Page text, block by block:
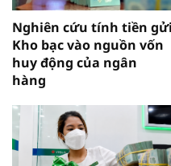
Nghiên cứu tính tiền gửi
Kho bạc vào nguồn vốn
huy động của ngân
hàng